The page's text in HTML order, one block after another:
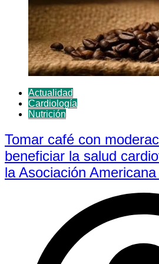
Actualidad
Cardiología
Nutrición
Tomar café con
beneficiar la salud
la Asociación